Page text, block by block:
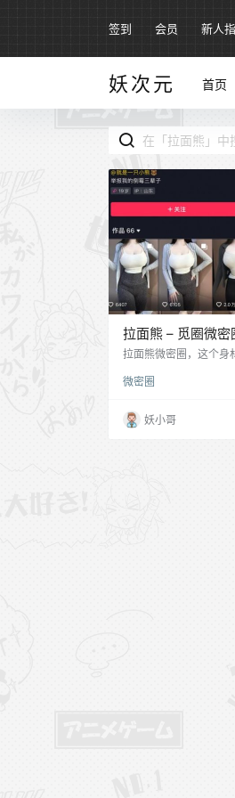
签到 会员 新人
妖次元 首页
拉面熊 – 觅圈微密
续更新]
拉面熊微密圈，这个身
了不少粉丝。 资源目
宝(拉面熊) 抖音无水印
B] 拉面熊 微密圈
熊 微密圈 NO.002期
微密圈
妖小哥